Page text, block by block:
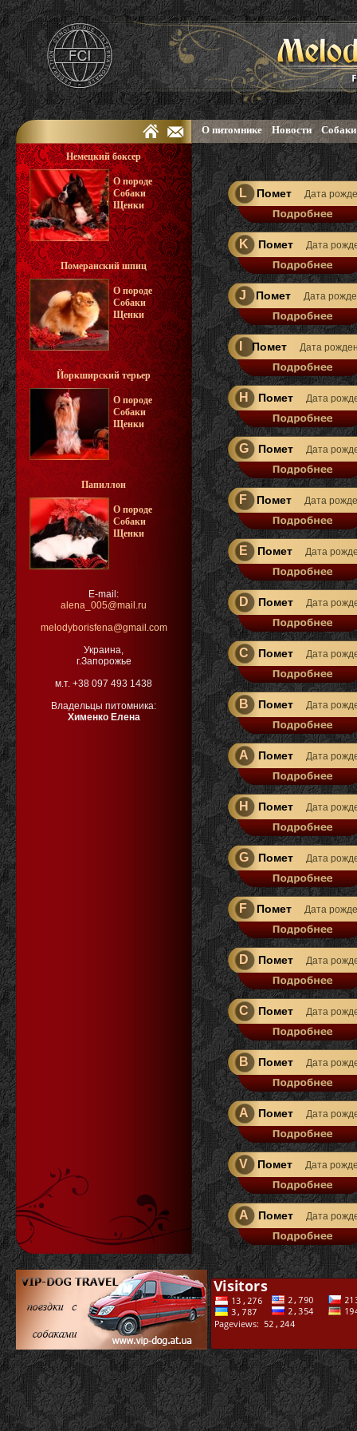
Немецкий боксер
О породе
Собаки
Щенки
Померанский шпиц
О породе
Собаки
Щенки
Йоркширский терьер
О породе
Собаки
Щенки
Папиллон
О породе
Собаки
Щенки
E-mail:
alena_005@mail.ru
melodyborisfena@gmail.com
Украина,
г.Запорожье
м.т. +38 097 493 1438
Владельцы питомника:
Хименко Елена
О питомнике Новости
L Помет Дата
K Помет Дата
J Помет Дата
Помет Дата
H Помет Дата
G Помет Дата
F Помет Дата
E Помет Дата
D Помет Дата
C Помет Дата
B Помет Дата
A Помет Дата
H Помет Дата
G Помет Дата
F Помет Дата
D Помет Дата
C Помет Дата
B Помет Дата
A Помет Дата
V Помет Дата
A Помет Дата